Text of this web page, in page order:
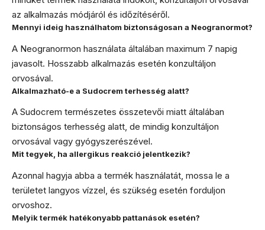
az alkalmazás módjáról és időzítéséről.
Mennyi ideig használhatom biztonságosan a Neogranormot?
A Neogranormon használata általában maximum 7 napig
javasolt. Hosszabb alkalmazás esetén konzultáljon
orvosával.
Alkalmazható-e a Sudocrem terhesség alatt?
A Sudocrem természetes összetevői miatt általában
biztonságos terhesség alatt, de mindig konzultáljon
orvosával vagy gyógyszerészével.
Mit tegyek, ha allergikus reakció jelentkezik?
Azonnal hagyja abba a termék használatát, mossa le a
területet langyos vízzel, és szükség esetén forduljon
orvoshoz.
Melyik termék hatékonyabb pattanások esetén?